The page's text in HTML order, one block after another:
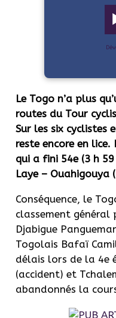
Le Togo n’a plus
routes du Tour
Sur les six cyclistes
reste encore en lice.
qui a fini 54e (3 h
Laye – Ouahigouya
Conséquence, le
classement général
Djabigue
Togolais Bafaï
délais lors de la 4e
(accident) et
abandonnés la